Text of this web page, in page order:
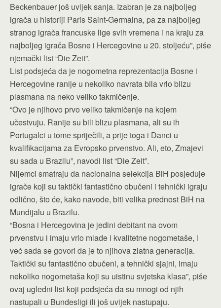
Beckenbauer još uvijek sanja. Izabran je za najboljeg
igrača u historiji Paris Saint-Germaina, pa za najboljeg
stranog igrača francuske lige svih vremena i na kraju za
najboljeg igrača Bosne i Hercegovine u 20. stoljeću”, piše
njemački list “Die Zeit”.
List podsjeća da je nogometna reprezentacija Bosne i
Hercegovine ranije u nekoliko navrata bila vrlo blizu
plasmana na neko veliko takmičenje.
“Ovo je njihovo prvo veliko takmičenje na kojem
učestvuju. Ranije su bili blizu plasmana, ali su ih
Portugalci u tome spriječili, a prije toga i Danci u
kvalifikacijama za Evropsko prvenstvo. Ali, eto, Zmajevi
su sada u Brazilu”, navodi list “Die Zeit”.
Nijemci smatraju da nacionalna selekcija BiH posjeduje
igrače koji su taktički fantastično obučeni i tehnički igraju
odlično, što će, kako navode, biti velika prednost BiH na
Mundijalu u Brazilu.
“Bosna i Hercegovina je jedini debitant na ovom
prvenstvu i imaju vrlo mlade i kvalitetne nogometaše, i
već sada se govori da je to njihova zlatna generacija.
Taktički su fantastično obučeni, a tehnički sjajni, imaju
nekoliko nogometaša koji su uistinu svjetska klasa”, piše
ovaj ugledni list koji podsjeća da su mnogi od njih
nastupali u Bundesligi ili još uvijek nastupaju.